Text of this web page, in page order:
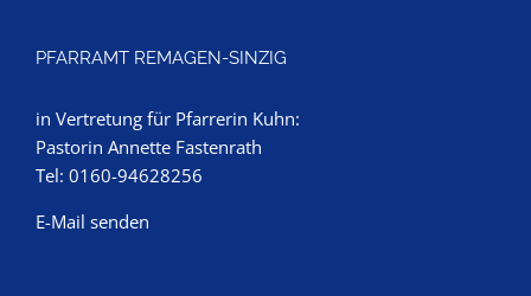
PFARRAMT REMAGEN-SINZIG
in Vertretung für Pfarrerin Kuhn:
Pastorin Annette Fastenrath
Tel: 0160-94628256
E-Mail senden